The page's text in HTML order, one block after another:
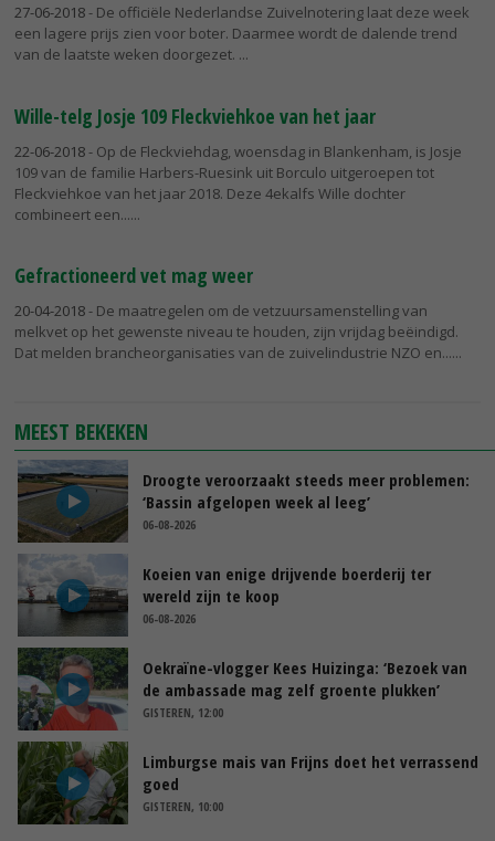
27-06-2018- De officiële Nederlandse Zuivelnotering laat deze week
een lagere prijs zien voor boter. Daarmee wordt de dalende trend
van de laatste weken doorgezet.
Wille-telg Josje 109 Fleckviehkoe van het jaar
22-06-2018- Op de Fleckviehdag, woensdag in Blankenham, is Josje
109 van de familie Harbers-Ruesink uit Borculo uitgeroepen tot
Fleckviehkoe van het jaar 2018. Deze 4ekalfs Wille dochter
combineert een...
Gefractioneerd vet mag weer
20-04-2018- De maatregelen om de vetzuursamenstelling van
melkvet op het gewenste niveau te houden, zijn vrijdag beëindigd.
Dat melden brancheorganisaties van de zuivelindustrie NZO en...
MEEST BEKEKEN
Droogte veroorzaakt steeds meer problemen:
‘Bassin afgelopen week al leeg’
06-08-2026
Koeien van enige drijvende boerderij ter
wereld zijn te koop
06-08-2026
Oekraïne-vlogger Kees Huizinga: ‘Bezoek van
de ambassade mag zelf groente plukken’
GISTEREN, 12:00
Limburgse mais van Frijns doet het verrassend
goed
GISTEREN, 10:00